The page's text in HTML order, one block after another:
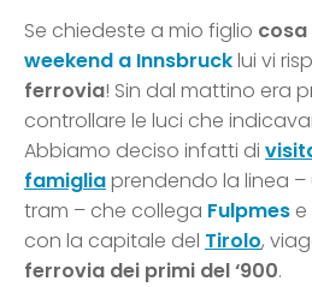
Se chiedeste a mio figlio cosa
weekend a Innsbrucklui vi
ferrovia! Sin dal mattino era
controllare le luci che
Abbiamo deciso infatti di
famigliaprendendo la linea –
tram – che collega Fulpmes e
con la capitale del Tirolo,
ferrovia dei primi del ‘900.